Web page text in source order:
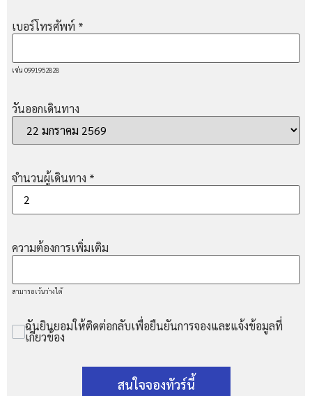
เบอร์โทรศัพท์ *
เช่น 0991952828
วันออกเดินทาง
จำนวนผู้เดินทาง *
ความต้องการเพิ่มเติม
สามารถเว้นว่างได้
ฉันยินยอมให้ติดต่อกลับเพื่อยืนยันการจองและแจ้งข้อมูลที่
เกี่ยวข้อง
สนใจจองทัวร์นี้